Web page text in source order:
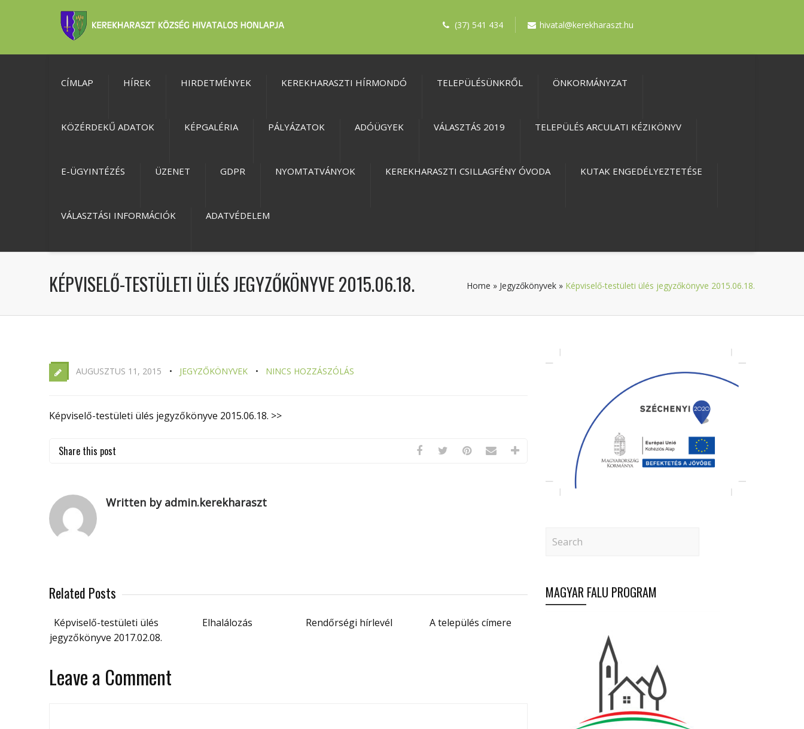
(37) 541 434 hivatal@kerekharaszt.hu
CÍMLAP HÍREK HIRDETMÉNYEK KEREKHARASZTI HÍRMONDÓ TELEPÜLÉSÜNKRŐL ÖNKORMÁNYZAT
KÖZÉRDEKŰ ADATOK KÉPGALÉRIA PÁLYÁZATOK ADÓÜGYEK VÁLASZTÁS 2019 TELEPÜLÉS ARCULATI KÉZIKÖNYV
E-ÜGYINTÉZÉS ÜZENET GDPR NYOMTATVÁNYOK KEREKHARASZTI CSILLAGFÉNY ÓVODA KUTAK ENGEDÉLYEZTETÉSE
VÁLASZTÁSI INFORMÁCIÓK ADATVÉDELEM
KÉPVISELŐ-TESTÜLETI ÜLÉS JEGYZŐKÖNYVE 2015.06.18. Home » Jegyzőkönyvek » Képviselő-testületi ülés jegyzőkönyve 2015.06.18.
AUGUSZTUS 11, 2015 JEGYZŐKÖNYVEK NINCS HOZZÁSZÓLÁS
Képviselő-testületi ülés jegyzőkönyve 2015.06.18. >>
Share this post
Written by admin.kerekharaszt
Related Posts
Képviselő-testületi ülés
jegyzőkönyve 2017.02.08.
Elhalálozás Rendőrségi hírlevél A település címere
Leave a Comment
MAGYAR FALU PROGRAM